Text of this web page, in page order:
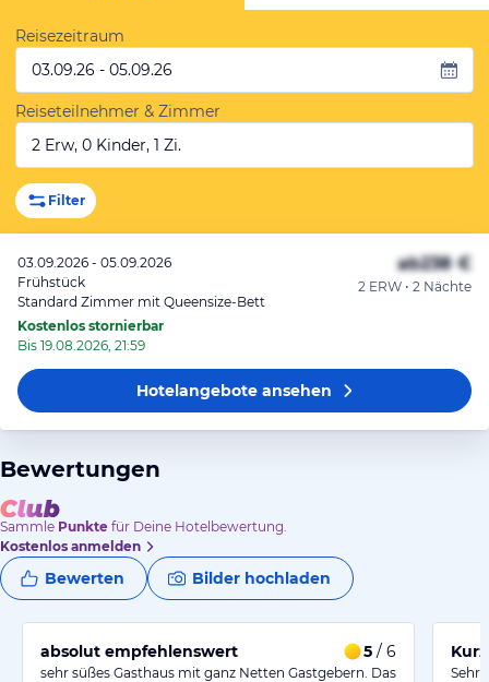
Reisezeitraum
03.09.26 - 05.09.26
Reiseteilnehmer & Zimmer
2 Erw, 0 Kinder, 1 Zi.
Filter
03.09.2026 - 05.09.2026
Frühstück
Standard Zimmer mit Queensize-Bett
Kostenlos stornierbar
Bis 19.08.2026, 21:59
ab238 €
2 ERW • 2 Nächte
Hotelangeboteansehen
Bewertungen
Sammle Punkte für Deine Hotelbewertung.
Kostenlos anmelden
Bewerten Bilder hochladen
absolut empfehlenswert 5 / 6
sehr süßes Gasthaus mit ganz Netten Gastgebern. Das
Sehr